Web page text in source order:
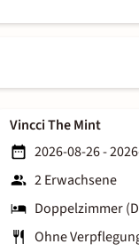
Vincci The Mint
2026-08-26 -
2 Erwachsene
Doppelzimmer
Ohne